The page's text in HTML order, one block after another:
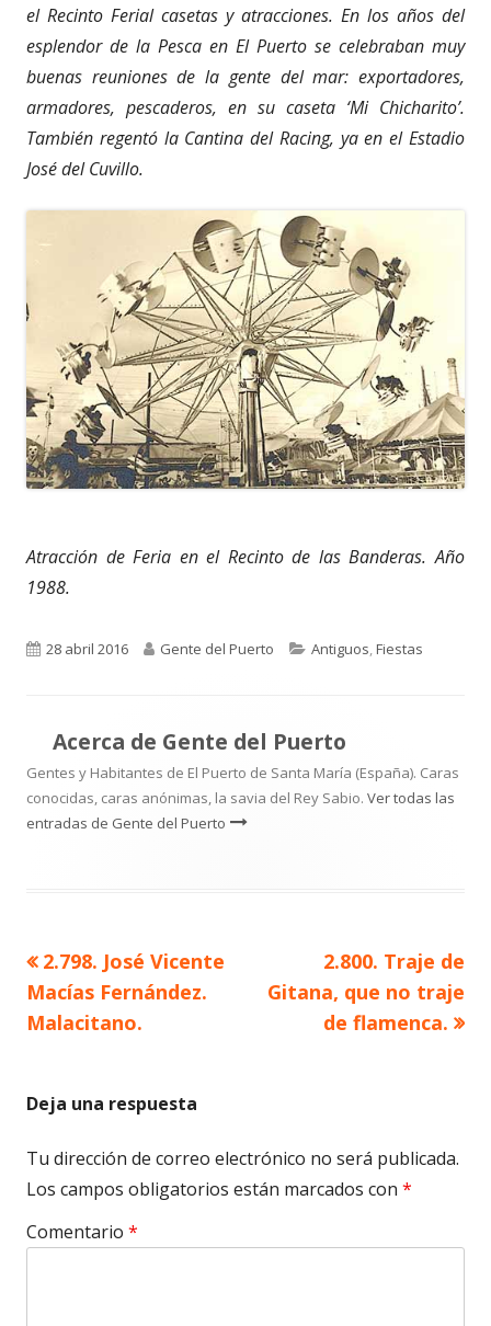
el Recinto Ferial casetas y atracciones. En los años del
esplendor de la Pesca en El Puerto se celebraban muy
buenas reuniones de la gente del mar: exportadores,
armadores, pescaderos, en su caseta ‘Mi Chicharito’.
También regentó la Cantina del Racing, ya en el Estadio
José del Cuvillo.
Atracción de Feria en el Recinto de las Banderas. Año
1988.
Publicado
28 abril 2016 Autor
Gente del Puerto Categorías
Antiguos,Fiestas
Acerca de Gente del Puerto
Gentes y Habitantes de El Puerto de Santa María (España). Caras
conocidas, caras anónimas, la savia del Rey Sabio. Ver todas las
entradas de Gente del Puerto
Navegación
de
Artículo
anterior
2.798. José Vicente
Macías Fernández.
Malacitano.
Artículo
siguiente
2.800. Traje de
Gitana, que no traje
de flamenca.
Deja una respuesta
Tu dirección de correo electrónico no será publicada.
Los campos obligatorios están marcados con *
Comentario *